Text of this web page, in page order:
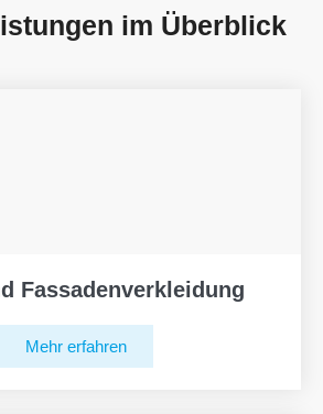
im Überblick
Fassadenverkleidung
Mehr erfahren